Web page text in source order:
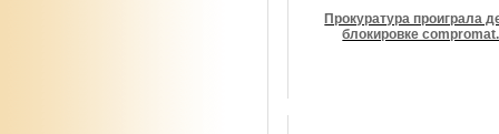
Прокуратура проиграла
блокировке